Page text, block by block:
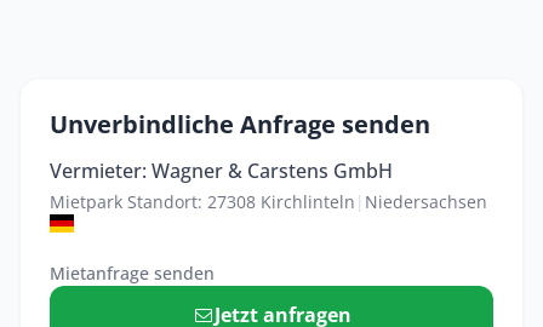
Unverbindliche Anfrage senden
Vermieter: Wagner & Carstens GmbH
Mietpark Standort: 27308 Kirchlinteln | Niedersachsen
Mietanfrage senden
Jetzt anfragen